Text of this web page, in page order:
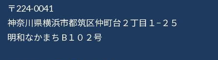
〒224-0041
神奈川県横浜市都筑区仲町台２丁目１−２５
明和なかまち B１０２号